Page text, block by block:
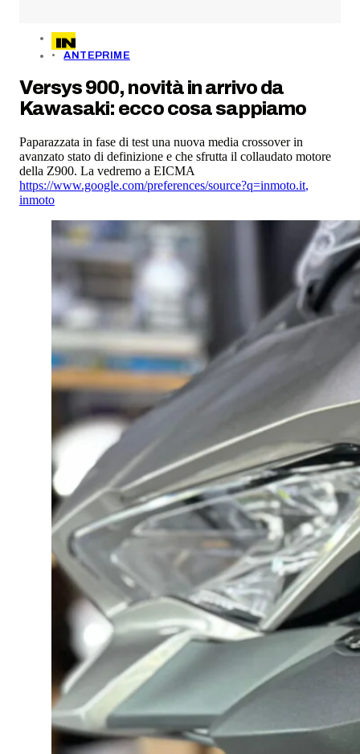
ANTEPRIME
Versys 900, novità in arrivo da
Kawasaki: ecco cosa sappiamo
Paparazzata in fase di test una nuova media crossover in
avanzato stato di definizione e che sfrutta il collaudato motore
della Z900. La vedremo a EICMA
https://www.google.com/preferences/source?q=inmoto.it,
inmoto